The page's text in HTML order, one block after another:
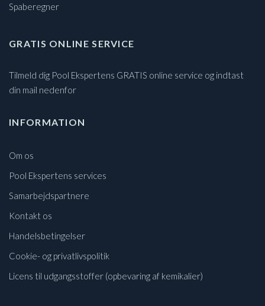
Spaberegner
GRATIS ONLINE SERVICE
Tilmeld dig Pool Ekspertens GRATIS online service og indtast
din mail nedenfor
INFORMATION
Om os
Pool Ekspertens services
Samarbejdspartnere
Kontakt os
Handelsbetingelser
Cookie- og privatlivspolitik
Licens til udgangsstoffer (opbevaring af kemikalier)